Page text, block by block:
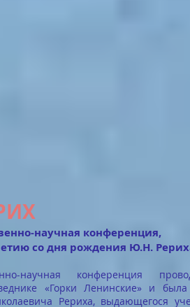
научная конференция,
со дня рождения Ю.Н.
научная конференция
«Горки Ленинские» и
Рериха, выдающегося